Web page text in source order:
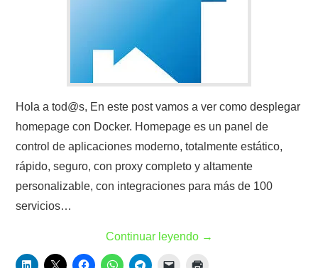
Hola a tod@s, En este post vamos a ver como desplegar
homepage con Docker. Homepage es un panel de
control de aplicaciones moderno, totalmente estático,
rápido, seguro, con proxy completo y altamente
personalizable, con integraciones para más de 100
servicios…
Continuar leyendo →